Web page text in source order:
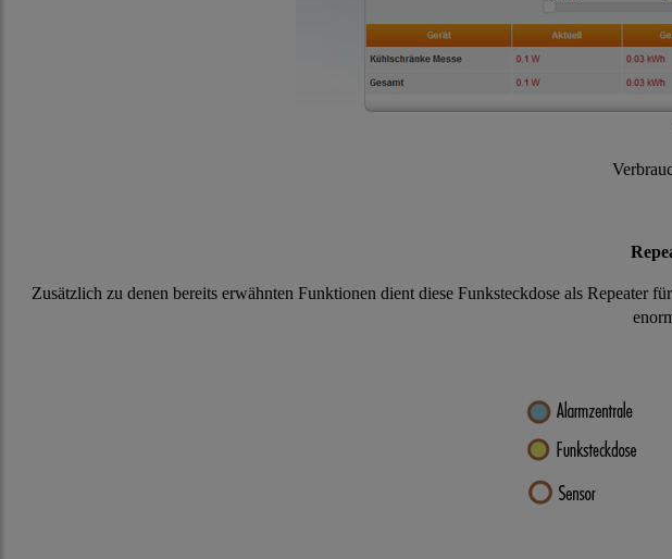
Zusätzlich zu denen bereits erwähnten Funktionen dient diese Funksteckdose als Repeater